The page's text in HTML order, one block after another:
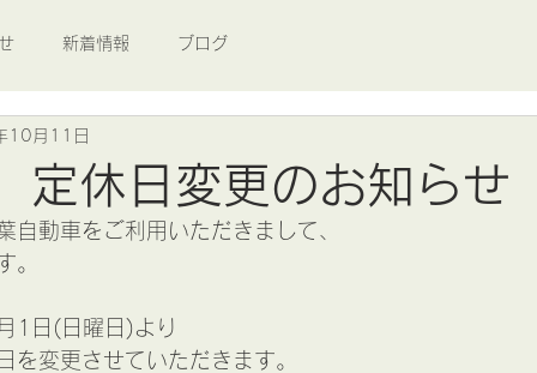
新着情報 ブログ
休日変更のお知らせ
10月11日
自動車をご利用いただきまして、
。
1日(日曜日)より
を変更させていただきます。